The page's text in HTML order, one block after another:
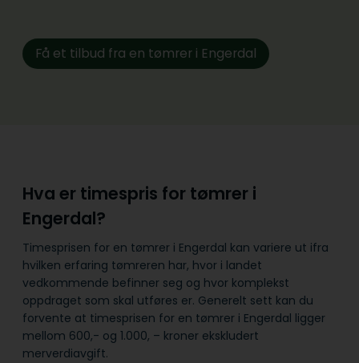
Få et tilbud fra en tømrer i Engerdal
Hva er timespris for tømrer i
Engerdal?
Timesprisen for en tømrer i Engerdal kan variere ut ifra
hvilken erfaring tømreren har, hvor i landet
vedkommende befinner seg og hvor komplekst
oppdraget som skal utføres er. Generelt sett kan du
forvente at timesprisen for en tømrer i Engerdal ligger
mellom 600,- og 1.000, – kroner ekskludert
merverdiavgift.